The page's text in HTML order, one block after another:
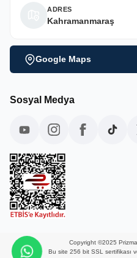
ADRES
Kahramanmaraş
Google Maps
Sosyal Medya
Copyright ©2025
Bu site 256 bit SSL sertifikası